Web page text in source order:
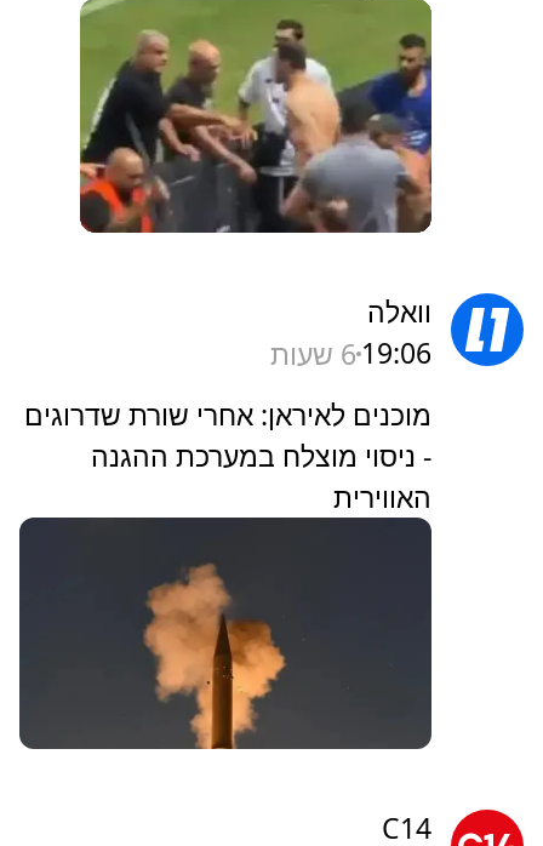
וואלה
19:06 6 שעות
מוכנים לאיראן: אחרי שורת שדרוגים
- ניסוי מוצלח במערכת ההגנה
האווירית
C14